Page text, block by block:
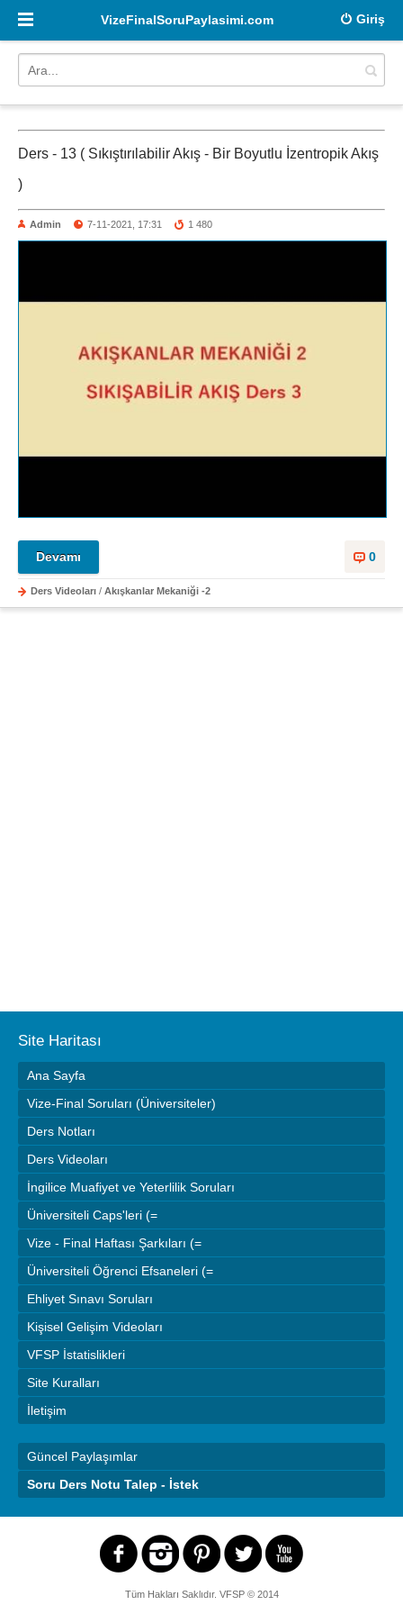
Giriş
VizeFinalSoruPaylasimi.com
Ders - 13 ( Sıkıştırılabilir Akış - Bir Boyutlu İzentropik Akış
)
Admin 7-11-2021, 17:31 1 480
0
Devamı
Ders Videoları / Akışkanlar Mekaniği -2
Site Haritası
Ana Sayfa
Vize-Final Soruları (Üniversiteler)
Ders Notları
Ders Videoları
İngilice Muafiyet ve Yeterlilik Soruları
Üniversiteli Caps'leri (=
Vize - Final Haftası Şarkıları (=
Üniversiteli Öğrenci Efsaneleri (=
Ehliyet Sınavı Soruları
Kişisel Gelişim Videoları
VFSP İstatislikleri
Site Kuralları
İletişim
Güncel Paylaşımlar
Soru Ders Notu Talep - İstek
Tüm Hakları Saklıdır. VFSP© 2014